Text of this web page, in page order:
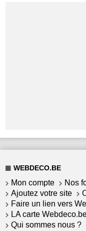
WEBDECO.BE
Mon compte
Nos
Ajoutez votre site
Faire un lien vers
LA carte
Qui sommes nous ?